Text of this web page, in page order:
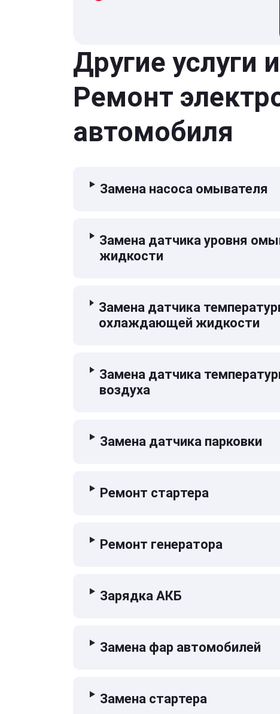
Другие услуги
Ремонт
автомобиля
Замена насоса омывателя
Замена датчика уровня
жидкости
Замена датчика
охлаждающей жидкости
Замена датчика
воздуха
Замена датчика парковки
Ремонт стартера
Ремонт генератора
Зарядка АКБ
Замена фар автомобилей
Замена стартера